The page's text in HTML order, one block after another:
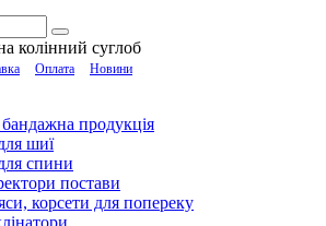
колінний суглоб
Оплата Новини
продукція
шиї
спини
постави
корсети для попереку